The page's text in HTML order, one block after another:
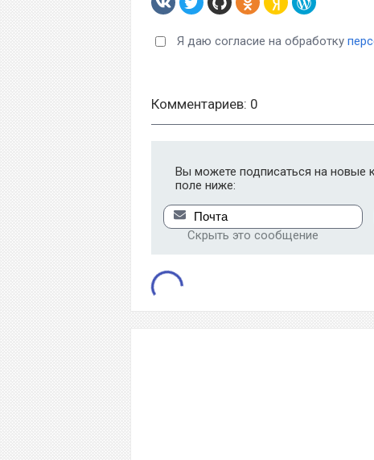
Я даю согласие на обработку
Комментариев: 0
Вы можете подписаться на новые
поле ниже:
Скрыть это сообщение